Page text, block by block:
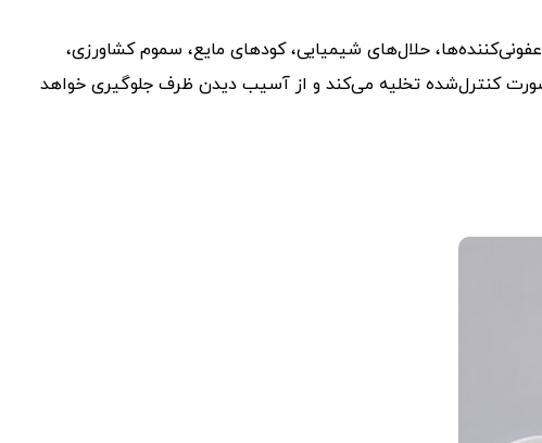
حلال‌های شیمیایی، کودهای مایع، سموم کشاورزی،
کنترل‌شده تخلیه می‌کند و از آسیب دیدن ظرف جلوگیری خواهد